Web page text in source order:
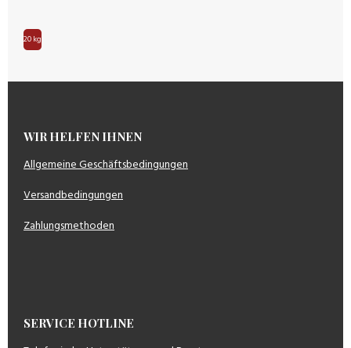
20 kg
WIR HELFEN IHNEN
Allgemeine Geschäftsbedingungen
Versandbedingungen
Zahlungsmethoden
SERVICE HOTLINE